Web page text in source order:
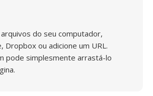
do seu computador,
Dropbox ou adicione um URL.
pode simplesmente arrastá-lo